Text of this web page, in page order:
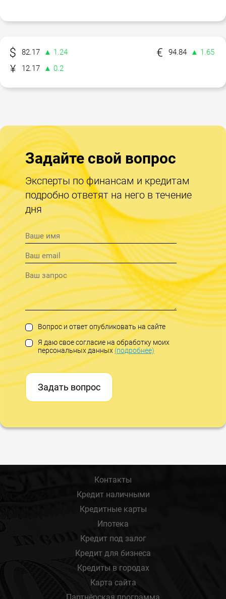
82.17 ▲ 1.24 94.84
▲ 1.65
12.17
▲ 0.2
Задайте свой вопрос
Эксперты по финансам и кредитам
подробно ответят на него в течение
дня
Вопрос и ответ опубликовать на сайте
Я даю свое согласие на обработку моих
персональных данных(подробнее)
Задать вопрос
Контакты
Кредит наличными
Кредитные карты
Ипотека
Кредит под залог
Кредит для бизнеса
Кредиты в городах
Карта сайта
Партнёрская программа